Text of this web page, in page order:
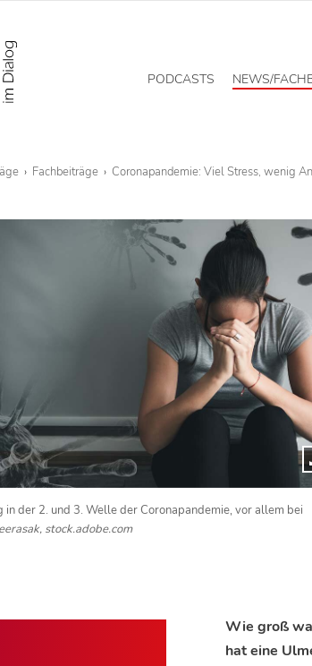
PODCASTS NEWS/
Fachbeiträge Coronapandemie: Viel Stress, wenig
in der 2. und 3. Welle der Coronapandemie, vor allem bei
stock.adobe.com
Wie groß
hat eine